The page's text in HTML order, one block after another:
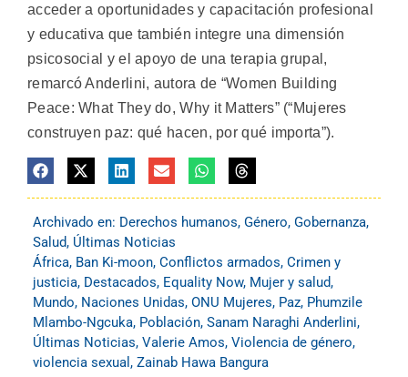
acceder a oportunidades y capacitación profesional
y educativa que también integre una dimensión
psicosocial y el apoyo de una terapia grupal,
remarcó Anderlini, autora de “Women Building
Peace: What They do, Why it Matters” (“Mujeres
construyen paz: qué hacen, por qué importa”).
Archivado en: Derechos humanos, Género, Gobernanza,
Salud, Últimas Noticias
África, Ban Ki-moon, Conflictos armados, Crimen y
justicia, Destacados, Equality Now, Mujer y salud,
Mundo, Naciones Unidas, ONU Mujeres, Paz, Phumzile
Mlambo-Ngcuka, Población, Sanam Naraghi Anderlini,
Últimas Noticias, Valerie Amos, Violencia de género,
violencia sexual , Zainab Hawa Bangura